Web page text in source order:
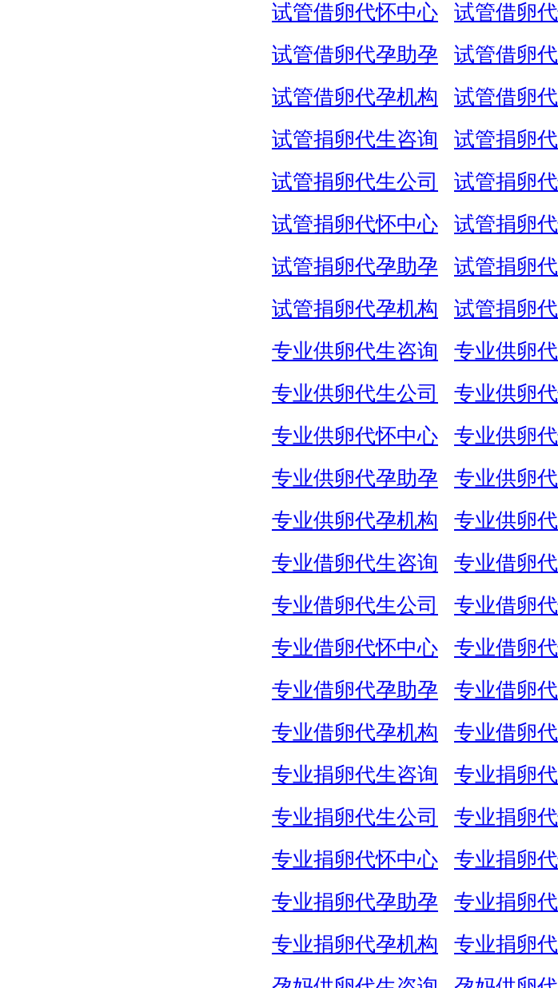
试管借卵代怀中心
试管借卵
试管借卵代孕助孕
试管借卵
试管借卵代孕机构
试管借卵
试管捐卵代生咨询
试管捐卵
试管捐卵代生公司
试管捐卵
试管捐卵代怀中心
试管捐卵
试管捐卵代孕助孕
试管捐卵
试管捐卵代孕机构
试管捐卵
专业供卵代生咨询
专业供卵
专业供卵代生公司
专业供卵
专业供卵代怀中心
专业供卵
专业供卵代孕助孕
专业供卵
专业供卵代孕机构
专业供卵
专业借卵代生咨询
专业借卵
专业借卵代生公司
专业借卵
专业借卵代怀中心
专业借卵
专业借卵代孕助孕
专业借卵
专业借卵代孕机构
专业借卵
专业捐卵代生咨询
专业捐卵
专业捐卵代生公司
专业捐卵
专业捐卵代怀中心
专业捐卵
专业捐卵代孕助孕
专业捐卵
专业捐卵代孕机构
专业捐卵